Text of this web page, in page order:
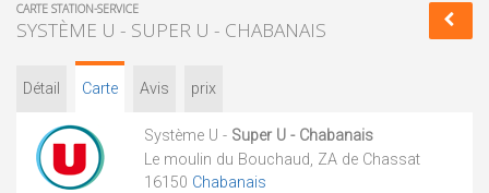
CARTE STATION-SERVICE
SYSTÈME U - SUPER U - CHABANAIS
Détail Carte Avis prix
Système U - Super U - Chabanais
Le moulin du Bouchaud, ZA de Chassat
16150 Chabanais